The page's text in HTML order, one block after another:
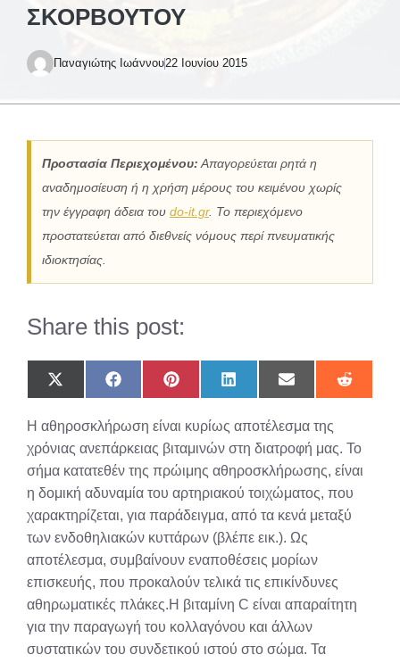
ΣΚΟΡΒΟΎΤΟΥ
Παναγιώτης Ιωάννου22 Ιουνίου 2015
Προστασία Περιεχομένου: Απαγορεύεται ρητά η
αναδημοσίευση ή η χρήση μέρους του κειμένου χωρίς
την έγγραφη άδεια του do-it.gr. Το περιεχόμενο
προστατεύεται από διεθνείς νόμους περί πνευματικής
ιδιοκτησίας.
Share this post:
Share
on
(Twitter)
Share
on
Share
on
Share
on
Share
on
Share
on
Η αθηροσκλήρωση είναι κυρίως αποτέλεσμα της
χρόνιας ανεπάρκειας βιταμινών στη διατροφή μας. Το
σήμα κατατεθέν της πρώιμης αθηροσκλήρωσης, είναι
η δομική αδυναμία του αρτηριακού τοιχώματος, που
χαρακτηρίζεται, για παράδειγμα, από τα κενά μεταξύ
των ενδοθηλιακών κυττάρων (βλέπε εικ.). Ως
αποτέλεσμα, συμβαίνουν εναποθέσεις μορίων
επισκευής, που προκαλούν τελικά τις επικίνδυνες
αθηρωματικές πλάκες.Η βιταμίνη C είναι απαραίτητη
για την παραγωγή του κολλαγόνου και άλλων
συστατικών του συνδετικού ιστού στο σώμα. Τα